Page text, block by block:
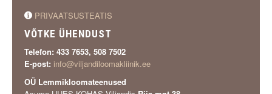
PRIVAATSUSTEATIS
VÕTKE ÜHENDUST
Telefon: 433 7653, 508 7502
E-post: info@viljandiloomakliinik.ee
OÜ Lemmikloomateenused